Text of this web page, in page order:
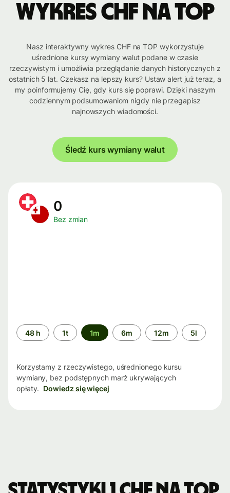
Wykres CHF na TOP
Nasz interaktywny wykres CHF na TOP wykorzystuje
uśrednione kursy wymiany walut podane w czasie
rzeczywistym i umożliwia przeglądanie danych historycznych z
ostatnich 5 lat. Czekasz na lepszy kurs? Ustaw alert już teraz, a
my poinformujemy Cię, gdy kurs się poprawi. Dzięki naszym
codziennym podsumowaniom nigdy nie przegapisz
najnowszych wiadomości.
Śledź kurs wymiany walut
0
Bez zmian
Przedział
czasu
48 h 1t 1m 6m 12m 5l
Korzystamy z rzeczywistego, uśrednionego kursu
wymiany, bez podstępnych marż ukrywających
opłaty. Dowiedz się więcej